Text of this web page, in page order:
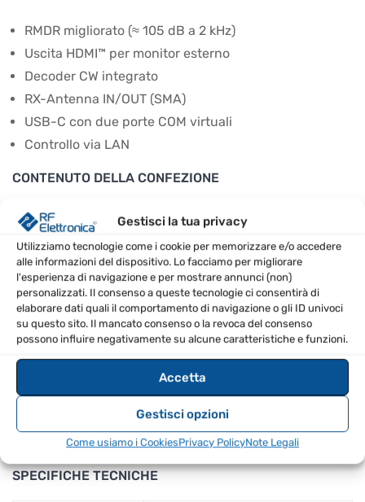
Gestisci la tua privacy
Utilizziamo tecnologie come i cookie per memorizzare e/o accedere
alle informazioni del dispositivo. Lo facciamo per migliorare
l'esperienza di navigazione e per mostrare annunci (non)
personalizzati. Il consenso a queste tecnologie ci consentirà di
elaborare dati quali il comportamento di navigazione o gli ID univoci
su questo sito. Il mancato consenso o la revoca del consenso
possono influire negativamente su alcune caratteristiche e funzioni.
Accetta
Gestisci opzioni
Come usiamo i CookiesPrivacy PolicyNote Legali
RMDR migliorato (≈ 105 dB a 2 kHz)
Uscita HDMI™ per monitor esterno
Decoder CW integrato
RX-Antenna IN/OUT (SMA)
USB-C con due porte COM virtuali
Controllo via LAN
CONTENUTO DELLA CONFEZIONE
IC-7300MK2
Microfono portatile
Cavo di alimentazione
Fusibili di ricambio
Manuale d’uso
CONSIGLI D’USO
Utilizzare il touchscreen per inserire direttamente le
frequenze.
Premere il tasto BAND per selezionare le bande 50/70
SPECIFICHE TECNICHE